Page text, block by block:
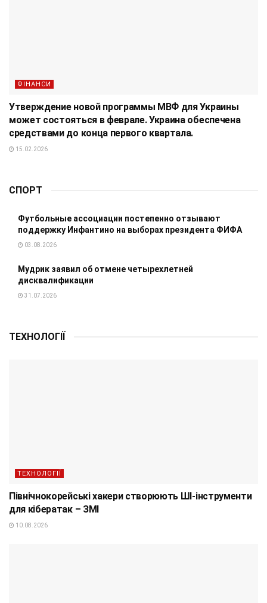
ФІНАНСИ
Утверждение новой программы МВФ для Украины
может состояться в феврале. Украина обеспечена
средствами до конца первого квартала.
15.02.2026
СПОРТ
Футбольные ассоциации постепенно отзывают
поддержку Инфантино на выборах президента ФИФА
03.08.2026
Мудрик заявил об отмене четырехлетней
дисквалификации
31.07.2026
ТЕХНОЛОГІЇ
ТЕХНОЛОГІЇ
Північнокорейські хакери створюють ШІ-інструменти
для кібератак – ЗМІ
10.08.2026